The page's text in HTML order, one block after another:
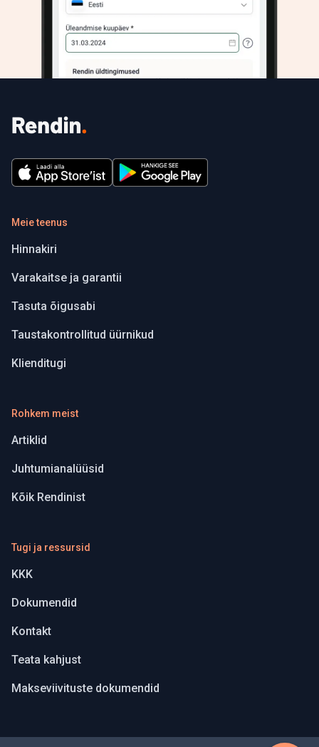
Meie teenus
Hinnakiri
Varakaitse ja garantii
Tasuta õigusabi
Taustakontrollitud üürnikud
Klienditugi
Rohkem meist
Artiklid
Juhtumianalüüsid
Kõik Rendinist
Tugi ja ressursid
KKK
Dokumendid
Kontakt
Teata kahjust
Makseviivituste dokumendid